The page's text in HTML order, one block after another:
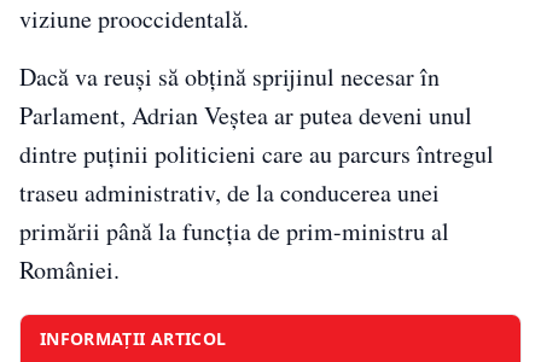
viziune prooccidentală.
Dacă va reuși să obțină sprijinul necesar în
Parlament, Adrian Veștea ar putea deveni unul
dintre puținii politicieni care au parcurs întregul
traseu administrativ, de la conducerea unei
primării până la funcția de prim-ministru al
României.
INFORMAȚII ARTICOL